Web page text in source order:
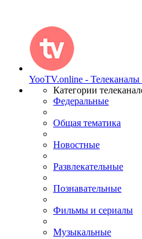
YooTV.online -
Категории
Федеральные
Общая тематика
Новостные
Развлекательные
Познавательные
Фильмы и сериалы
Музыкальные